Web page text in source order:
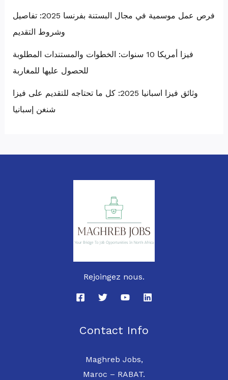
فرص عمل موسمية في مجال البستنة بفرنسا 2025: تفاصيل
وشروط التقديم
فيزا أمريكا 10 سنوات: الخطوات والمستندات المطلوبة
للحصول عليها للمغاربة
وثائق فيزا اسبانيا 2025: كل ما تحتاجه للتقديم على فيزا
شنغن إسبانيا
Rejoingez nous.
Contact Info
Maghreb Jobs,
Maroc – RABAT.